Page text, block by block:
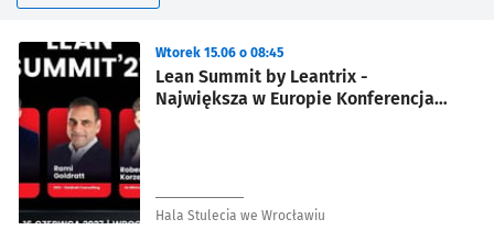
Lean Summit by Leantrix -
Największa w Europie Konferencja
Wtorek 15.06 o 08:45
Hala Stulecia we Wrocławiu